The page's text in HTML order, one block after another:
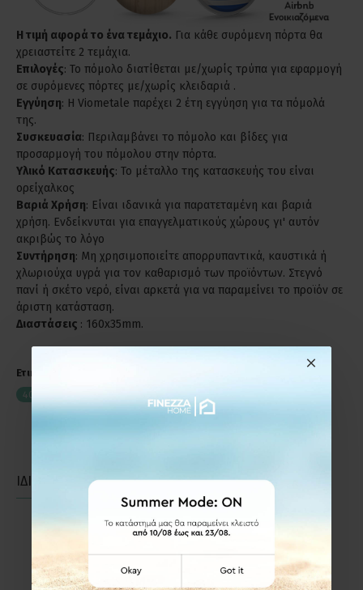
Η τιμή αφορά το ένα τεμάχιο. Για κάθε συρόμενη πόρτα θα
χρειαστείτε 2 τεμάχια.
Επιλογές: Το πόμολο διατίθεται με/χωρίς τρύπα για εφαρμογή
σε συρόμενες πόρτες με/χωρίς κλειδαριά .
Εγγύηση: Η Viometale παρέχει 2 έτη εγγύηση για τα πόμολά
της.
Συσκευασία: Περιλαμβάνει το πόμολο και βίδες για
προσαρμογή του πόμολου στην πόρτα.
Υλικό Κατασκευής: Το μέταλλο της κατασκευής του είναι
ορείχαλκος
Βαριά Χρήση: Είναι ιδανικά για παρατεταμένη και βαριά
χρήση. Ενδείκνυται για επαγγελματικούς χώρους γι' αυτόν
ακριβώς το λόγο
Συντήρηση: Μη χρησιμοποιείτε απορρυπαντικά, καυστικά ή
χλωριούχα υγρά για τον καθαρισμό των προϊόντων. Στεγνό
πανί ή σκέτο νερό, είναι αρκετά για να παραμείνει το προϊόν σε
άριστη κατάσταση.
Διαστάσεις : 160x35mm.
Ετικέτες:
400TBR
Χούφτες Συρόμενης Πόρτας
ΙΔΙΑΣ ΚΑΤΗΓΟΡΙΑΣ ΙΔΙΑΣ ΕΤΑΙΡΕΙΑΣ